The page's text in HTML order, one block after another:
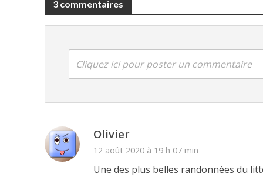
3 commentaires
Cliquez ici pour poster un commentaire
Olivier
12 août 2020 à 19 h 07 min
Une des plus belles randonnées du